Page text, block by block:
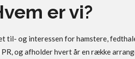
er vi?
til- og interessen for hamstere,
og afholder hvert år en række